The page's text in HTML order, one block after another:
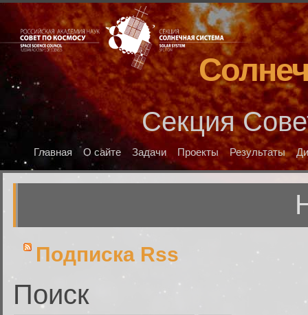
Секция
Главная О сайте Задачи Проекты Результаты
Подписка Rss
Поиск